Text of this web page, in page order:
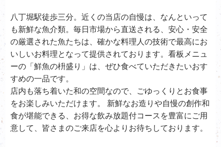
八丁堀駅徒歩三分。近くの当店の自慢は、なんといって
も新鮮な魚介類。毎日市場から直送される、安心・安全
の厳選された魚たちは、確かな料理人の技術で最高にお
いしいお料理となって提供されております。看板メニュ
ーの「鮮魚の枡盛り」は、ぜひ食べていただきたいおす
すめの一品です。
店内も落ち着いた和の空間なので、ごゆっくりとお食事
をお楽しみいただけます。 新鮮なお造りや自慢の創作和
食が堪能できる、お得な飲み放題付コースを豊富にご用
意して、皆さまのご来店を心よりお待ちしております。